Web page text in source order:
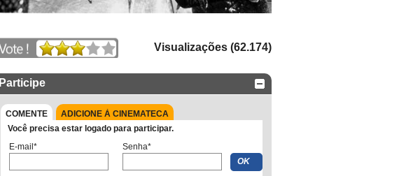
Visualizações (62.174)
Participe
COMENTE
ADICIONE À CINEMATECA
Você precisa estar logado para participar.
E-mail*
Senha*